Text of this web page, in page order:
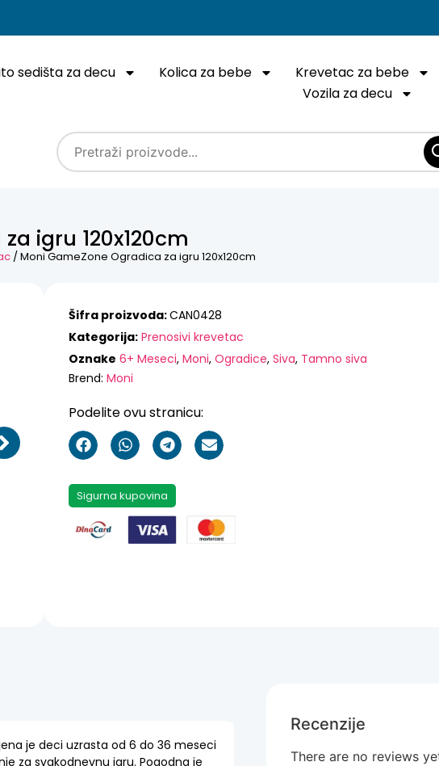
sedišta za decu Kolica za bebe
Krevetac za bebe
Vozila za decu
igru 120x120cm
/ Moni GameZone Ogradica za igru 120x120cm
Šifra proizvoda:CAN0428
Kategorija: Prenosivi krevetac
Oznake 6+ Meseci,Moni,Ogradice,Siva, Tamno siva
Brend:Moni
Podelite ovu stranicu:
Sigurna kupovina
je deci uzrasta od 6 do 36 meseci
za svakodnevnu igru. Pogodna je
Recenzije
There are no reviews